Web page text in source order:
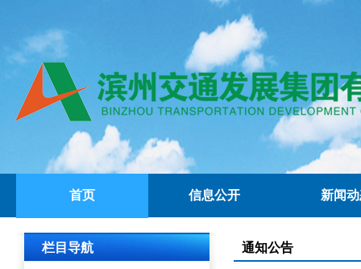
首页 信息公开 新闻
栏目导航 通知公告